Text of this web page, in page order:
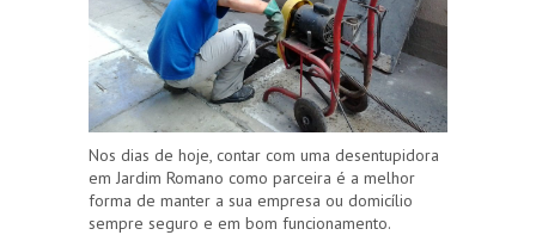
Nos dias de hoje, contar com uma desentupidora
em Jardim Romano como parceira é a melhor
forma de manter a sua empresa ou domicílio
sempre seguro e em bom funcionamento.